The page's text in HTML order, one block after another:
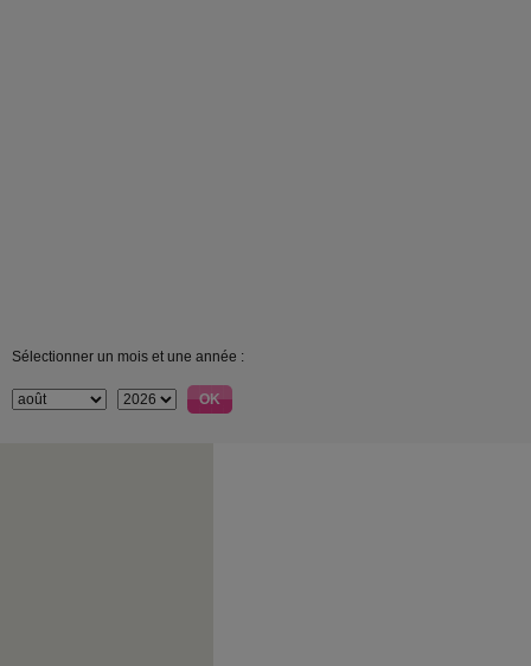
Sélectionner un mois et une année :